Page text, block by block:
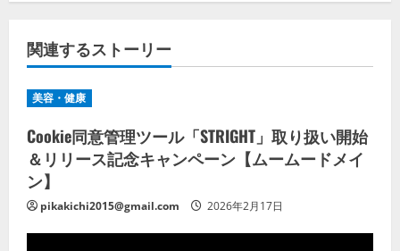
関連するストーリー
美容・健康
Cookie同意管理ツール「STRIGHT」取り扱い開始
＆リリース記念キャンペーン【ムームードメイ
ン】
pikakichi2015@gmail.com 2026年2月17日